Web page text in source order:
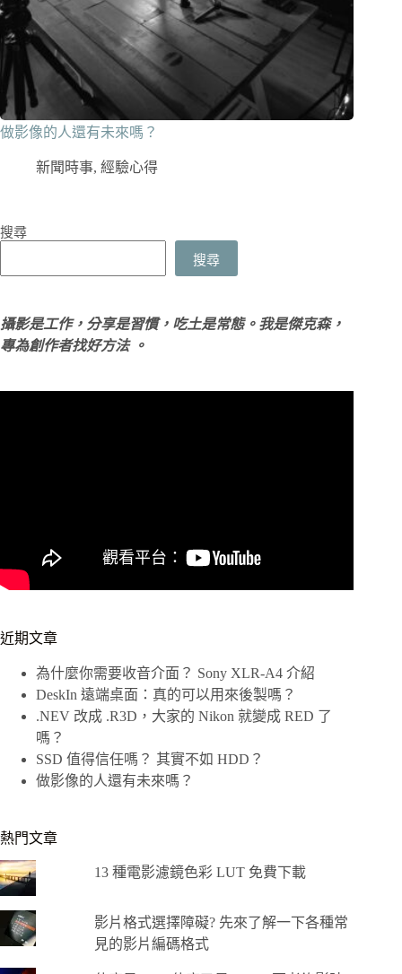
做影像的人還有未來嗎？
新聞時事, 經驗心得
搜尋
搜尋
攝影是工作，分享是習慣，吃土是常態。我是傑克森，
專為創作者找好方法 。
近期文章
為什麼你需要收音介面？ Sony XLR-A4 介紹
DeskIn 遠端桌面：真的可以用來後製嗎？
.NEV 改成 .R3D，大家的 Nikon 就變成 RED 了
嗎？
SSD 值得信任嗎？ 其實不如 HDD？
做影像的人還有未來嗎？
熱門文章
13 種電影濾鏡色彩 LUT 免費下載
影片格式選擇障礙? 先來了解一下各種常
見的影片編碼格式